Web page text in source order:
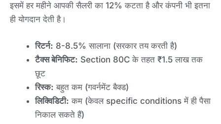
इसमें हर महीने आपकी सैलरी का 12% कटता है और कंपनी भी इतना
ही योगदान देती है।
रिटर्न: 8-8.5% सालाना (सरकार तय करती है)
टैक्स बेनिफिट: Section 80C के तहत ₹1.5 लाख तक
छूट
रिस्क: बहुत कम (गवर्नमेंट बैक्ड)
लिक्विडिटी: कम (केवल specific conditions में ही पैसा
निकाल सकते हैं)